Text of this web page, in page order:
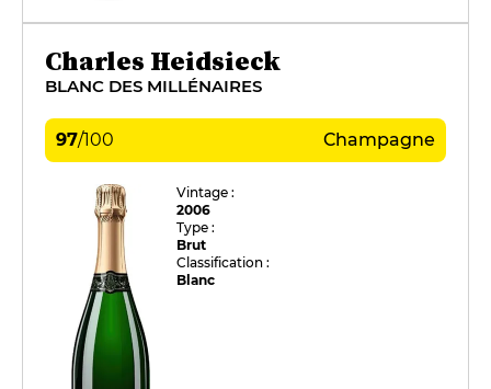
Charles Heidsieck
BLANC DES MILLÉNAIRES
97/100 Champagne
Vintage :
2006
Type :
Brut
Classification :
Blanc